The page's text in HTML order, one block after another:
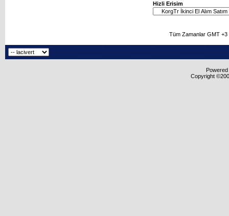
Hizli Erisim
Tüm Zamanlar GMT
Copyright